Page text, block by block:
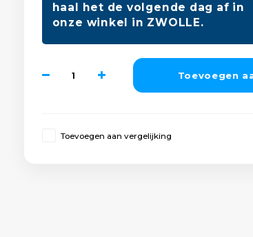
haal het de volgende dag af in
onze winkel in ZWOLLE.
Toevoegen
Toevoegen aan vergelijking